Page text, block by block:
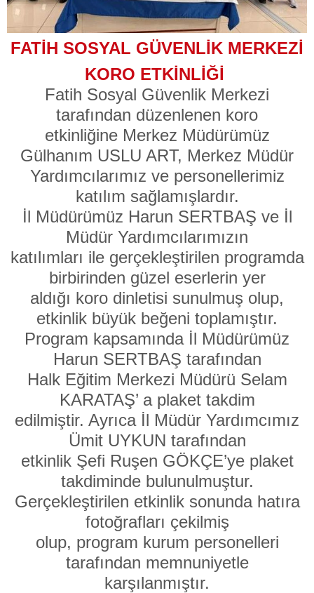
FATİH SOSYAL GÜVENLİK MERKEZİ
KORO ETKİNLİĞİ
Fatih Sosyal Güvenlik Merkezi
tarafından düzenlenen koro
etkinliğine Merkez Müdürümüz
Gülhanım USLU ART, Merkez Müdür
Yardımcılarımız ve personellerimiz
katılım sağlamışlardır.
İl Müdürümüz Harun SERTBAŞ ve İl
Müdür Yardımcılarımızın
katılımları ile gerçekleştirilen programda
birbirinden güzel eserlerin yer
aldığı koro dinletisi sunulmuş olup,
etkinlik büyük beğeni toplamıştır.
Program kapsamında İl Müdürümüz
Harun SERTBAŞ tarafından
Halk Eğitim Merkezi Müdürü Selam
KARATAŞ’ a plaket takdim
edilmiştir. Ayrıca İl Müdür Yardımcımız
Ümit UYKUN tarafından
etkinlik Şefi Ruşen GÖKÇE’ye plaket
takdiminde bulunulmuştur.
Gerçekleştirilen etkinlik sonunda hatıra
fotoğrafları çekilmiş
olup, program kurum personelleri
tarafından memnuniyetle
karşılanmıştır.